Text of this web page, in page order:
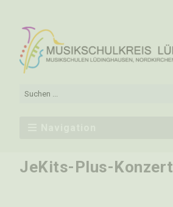
JeKits-Plus-Konzert